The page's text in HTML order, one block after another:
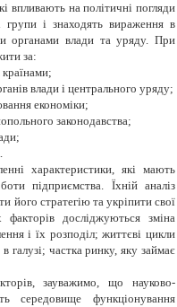
впливають на політичні погляди
і знаходять вираження в
органами влади та уряду. При
за:
влади і центрального уряду;
економіки;
законодавства;
характеристики, які мають
підприємства. Їхній аналіз
його стратегію та укріпити свої
досліджуються зміна
і їх розподіл; життєві цикли
галузі; частка ринку, яку займає
зауважимо, що науково-
середовище функціонування